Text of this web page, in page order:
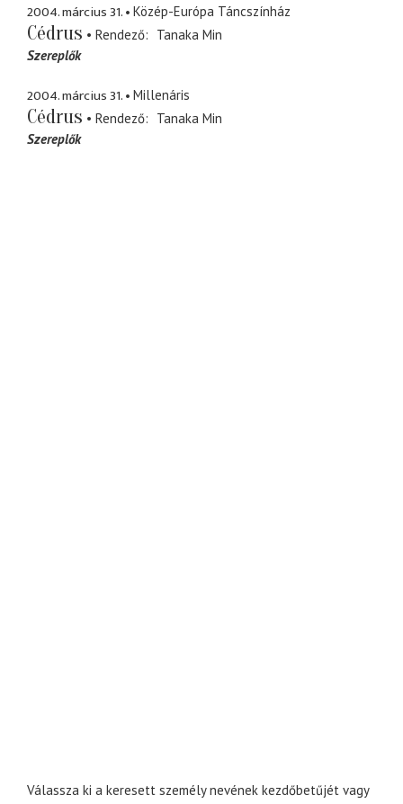
2004. március 31. Közép-Európa Táncszínház
Cédrus Rendező
Tanaka Min
Szereplők
2004. március 31. Millenáris
Cédrus Rendező
Tanaka Min
Szereplők
Válassza ki a keresett személy nevének kezdőbetűjét vagy